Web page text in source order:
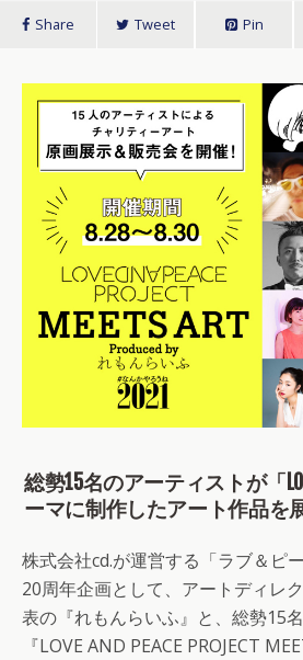
Share Tweet Pin
総勢15名のアーティストが「
ーマに制作したアート作品を
株式会社cd.が運営する「ラブ＆ピ
20周年企画として、アートディレ
表の『れもんらいふ』と、総勢15
『LOVE AND PEACE PROJECT